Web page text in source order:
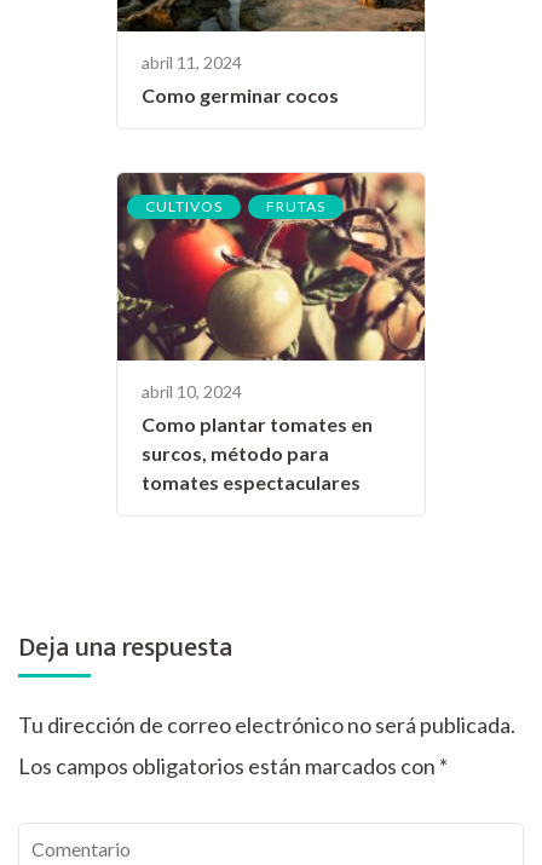
abril 11, 2024
Como germinar cocos
CULTIVOS , FRUTAS
abril 10, 2024
Como plantar tomates en
surcos, método para
tomates espectaculares
Deja una respuesta
Tu dirección de correo electrónico no será publicada.
Los campos obligatorios están marcados con *
Comentario